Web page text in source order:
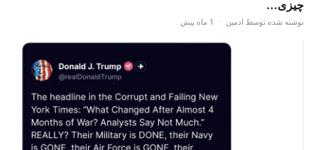
چیزی…
نوشته شده توسط ادمین · 1 ماه پیش